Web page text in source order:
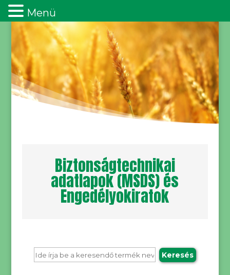
Biztonságtechnikai
adatlapok (MSDS) és
Engedélyokiratok
Menü